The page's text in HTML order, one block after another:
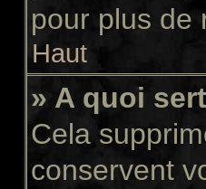
pour plus de
Haut
» A quoi
Cela
conservent